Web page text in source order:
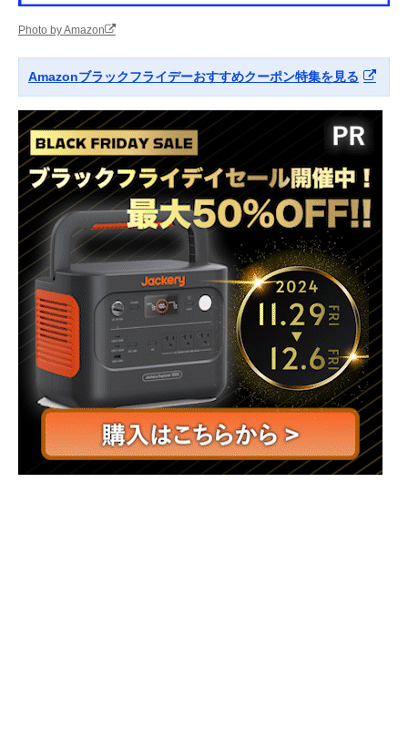
Photo by Amazon
Amazonブラックフライデーおすすめクーポン特集を見る